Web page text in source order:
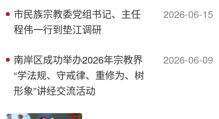
市民族宗教委党组书记、主任
程伟一行到垫江调研
2026-06-15
南岸区成功举办2026年宗教界
“学法规、守戒律、重修为、树
形象”讲经交流活动
2026-06-09